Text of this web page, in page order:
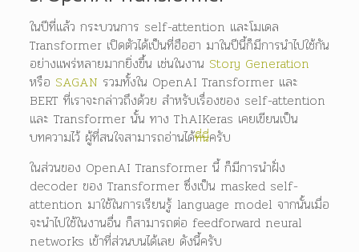
ในปีที่แล้ว กระบวนการ self-attention และโมเดล
Transformer เปิดตัวได้เป็นที่ฮือฮา มาในปีนี้ก็มีการนำไปใช้กัน
อย่างแพร่หลายมากยิ่งขึ้น เช่นในงาน Story Generation
หรือ SAGAN รวมทั้งใน OpenAI Transformer และ
BERT ที่เราจะกล่าวถึงด้วย สำหรับเรื่องของ self-attention
และ Transformer นั้น ทาง ThAIKeras เคยเขียนเป็น
บทความไว้ ผู้ที่สนใจสามารถอ่านได้ที่นี่ครับ
ในส่วนของ OpenAI Transformer นี้ ก็มีการนำฝั่ง
decoder ของ Transformer ซึ่งเป็น masked self-
attention มาใช้ในการเรียนรู้ language model จากนั้นเมื่อ
จะนำไปใช้ในงานอื่น ก็สามารถต่อ feedforward neural
networks เข้าที่ส่วนบนได้เลย ดังนี้ครับ